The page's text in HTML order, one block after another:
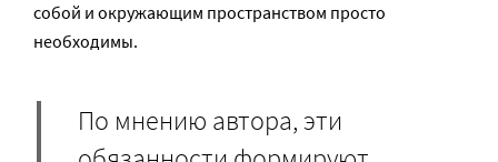
собой и окружающим пространством просто
необходимы.
По мнению автора, эти